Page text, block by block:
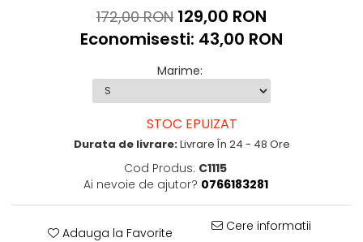
172,00 RON 129,00 RON
Economisesti: 43,00 RON
Marime:
STOC EPUIZAT
Durata de livrare:Livrare În 24 - 48 Ore
Cod Produs: C1115
Ai nevoie de ajutor? 0766183281
Adauga la Favorite Cere informatii